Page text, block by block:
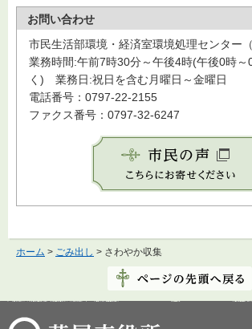
お問い合わせ
市民生活部環境・経済室環境処理センター
業務時間:午前7時30分～午後4時(午後0時～
く) 業務日:祝日を含む月曜日～金曜日
電話番号：0797-22-2155
ファクス番号：0797-32-6247
ホーム > ごみ出し > さわやか収集
芦屋市役所